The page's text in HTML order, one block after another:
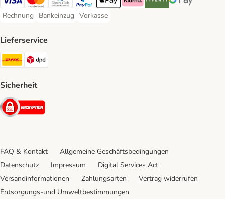
Visa Payment Method
Mastercard Payment Method
Diners Club Payment Method
PayPal Payment Method
Apple Pay Payment Method
Klarna Payment Method
Riverty Payment Method
Google Pay
Rechnung
Rechnung Payment Method
Bankeinzug
Bankeinzug Payment Method
Vorkasse
Vorkasse Payment Method
Lieferservice
DHL Shipping Method
Sicherheit
Security
FAQ & Kontakt
Allgemeine Geschäftsbedingungen
Datenschutz
Impressum
Digital Services Act
Versandinformationen
Zahlungsarten
Vertrag widerrufen
Entsorgungs-und Umweltbestimmungen